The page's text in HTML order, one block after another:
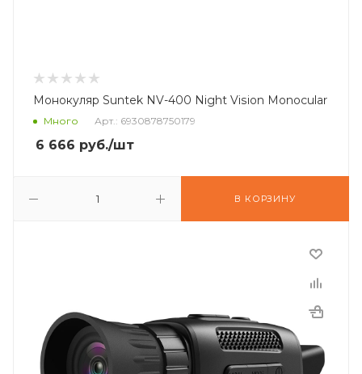
Монокуляр Suntek NV-400 Night Vision Monocular
Много Арт.: 6930878750179
6 666 руб./шт
В КОРЗИНУ